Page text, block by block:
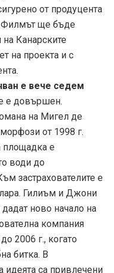
от продуцента
Филмът ще бъде
Канарските
на проекта и с
е вече седем
е довършен.
на Мигел де
от 1998 г.
площадка е
води до
застрахователите е
Гилиъм и Джони
ново начало на
компания
2006 г., когато
битка. В
идеята са привлечени